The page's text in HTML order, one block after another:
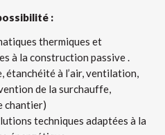
:
thermiques et
à la construction passive .
étanchéité à l’air, ventilation,
de la surchauffe,
chantier)
techniques adaptées à la